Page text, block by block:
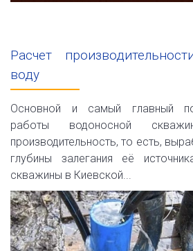
Расчет
воду
Основной и самый главный
работы водоносной
производительность, то есть,
глубины залегания её
скважины в Киевской...